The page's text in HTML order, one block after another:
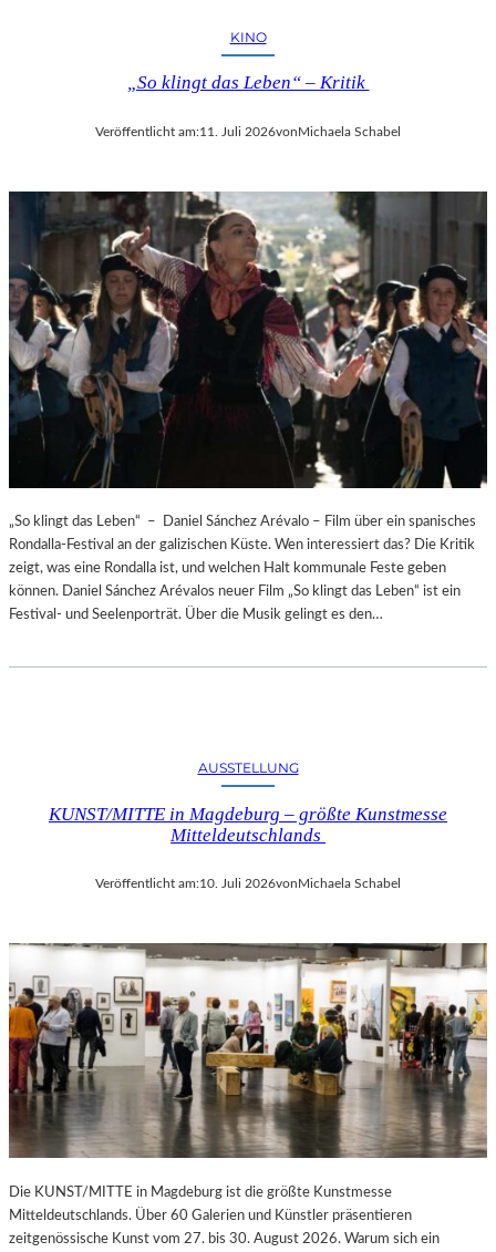
KINO
„So klingt das Leben“ – Kritik
Veröffentlicht am:11. Juli 2026vonMichaela Schabel
„So klingt das Leben“ – Daniel Sánchez Arévalo – Film über ein spanisches
Rondalla-Festival an der galizischen Küste. Wen interessiert das? Die Kritik
zeigt, was eine Rondalla ist, und welchen Halt kommunale Feste geben
können. Daniel Sánchez Arévalos neuer Film „So klingt das Leben“ ist ein
Festival- und Seelenporträt. Über die Musik gelingt es den…
AUSSTELLUNG
KUNST/MITTE in Magdeburg – größte Kunstmesse
Mitteldeutschlands
Veröffentlicht am:10. Juli 2026vonMichaela Schabel
Die KUNST/MITTE in Magdeburg ist die größte Kunstmesse
Mitteldeutschlands. Über 60 Galerien und Künstler präsentieren
zeitgenössische Kunst vom 27. bis 30. August 2026. Warum sich ein